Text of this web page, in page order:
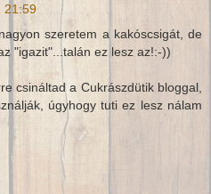
21:59
szeretem a kakóscsigát, de
"igazit"...talán ez lesz az!:-))
csináltad a Cukrászdütik bloggal,
úgyhogy tuti ez lesz nálam